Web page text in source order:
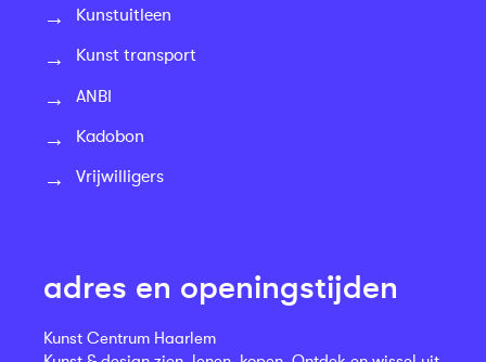
Kunstuitleen
Kunst transport
ANBI
Kadobon
Vrijwilligers
adres en openingstijden
Kunst Centrum Haarlem